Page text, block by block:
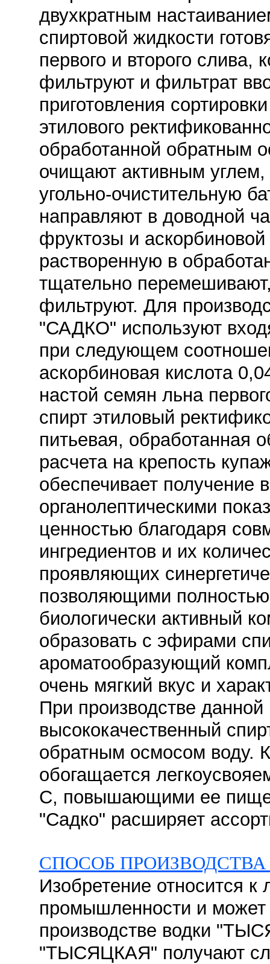
двухкратным
спиртовой жидкости
первого и второго слива,
фильтруют и фильтрат
приготовления
этилового
обработанной обратным
очищают активным углем,
угольно-очистительную
направляют в доводной
фруктозы и
растворенную в
тщательно
фильтруют. Для
"САДКО" используют
при следующем
аскорбиновая кислота
настой семян льна
спирт этиловый
питьевая, обработанная
расчета на крепость
обеспечивает получение
органолептическими
ценностью благодаря
ингредиентов и их
проявляющих
позволяющими полностью
биологически активный
образовать с эфирами
ароматообразующий
очень мягкий вкус и
При производстве данной
высококачественный
обратным осмосом воду.
обогащается
С, повышающими ее
"Садко" расширяет
СПОСОБ
Изобретение относится к
промышленности и может
производстве водки
"ТЫСЯЦКАЯ" получают